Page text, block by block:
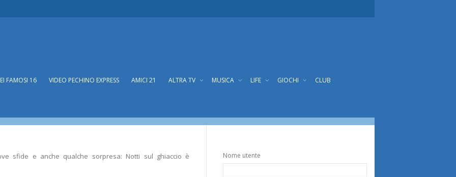
FAMOSI 16 VIDEO PECHINO EXPRESS AMICI 21 ALTRA TV MUSICA LIFE GIOCHI CLUB
Notti sul Ghiaccio
sfide e anche qualche sorpresa: Notti sul ghiaccio è
Nome utente